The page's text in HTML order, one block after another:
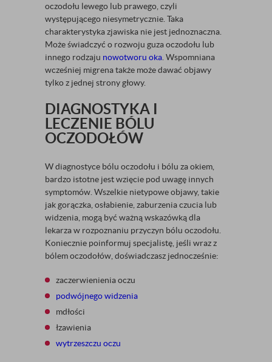
oczodołu lewego lub prawego, czyli
występującego niesymetrycznie. Taka
charakterystyka zjawiska nie jest jednoznaczna.
Może świadczyć o rozwoju guza oczodołu lub
innego rodzaju nowotworu oka . Wspomniana
wcześniej migrena także może dawać objawy
tylko z jednej strony głowy.
DIAGNOSTYKA I
LECZENIE BÓLU
OCZODOŁÓW
W diagnostyce bólu oczodołu i bólu za okiem,
bardzo istotne jest wzięcie pod uwagę innych
symptomów. Wszelkie nietypowe objawy, takie
jak gorączka, osłabienie, zaburzenia czucia lub
widzenia, mogą być ważną wskazówką dla
lekarza w rozpoznaniu przyczyn bólu oczodołu.
Koniecznie poinformuj specjalistę, jeśli wraz z
bólem oczodołów, doświadczasz jednocześnie:
zaczerwienienia oczu
podwójnego widzenia
mdłości
łzawienia
wytrzeszczu oczu